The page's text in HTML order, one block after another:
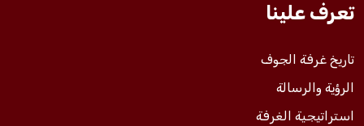
مشاريع الغرفة
تعرف علينا
تاريخ غرفة الجوف
الرؤية والرسالة
استراتيجية الغرفة